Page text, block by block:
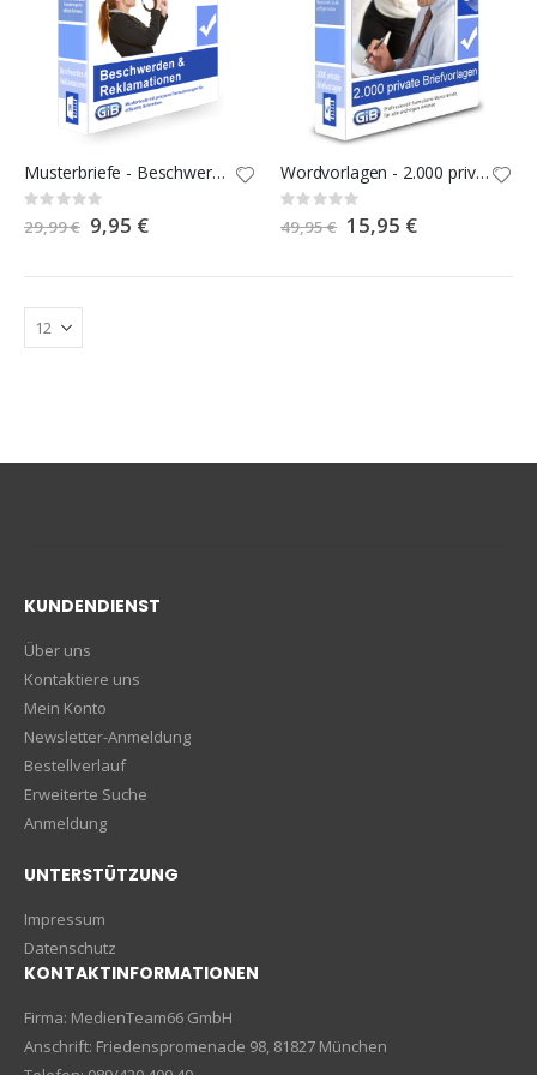
Musterbriefe - Beschwerden & Reklamationen
Rating:
0%
29,99 € Special
Price
9,95 €
Wordvorlagen - 2.000 private Briefvorlagen
Rating:
0%
49,95 € Special
Price
15,95 €
KUNDENDIENST
Über uns
Kontaktiere uns
Mein Konto
Newsletter-Anmeldung
Bestellverlauf
Erweiterte Suche
Anmeldung
UNTERSTÜTZUNG
Impressum
Datenschutz
KONTAKTINFORMATIONEN
Firma: MedienTeam66 GmbH
Anschrift: Friedenspromenade 98, 81827 München